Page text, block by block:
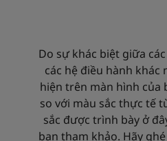
Do sự khác biệt giữa
các hệ điều hành khác
hiện trên màn hình của
so với màu sắc thực tế
sắc được trình bày ở
bạn tham khảo. Hãy